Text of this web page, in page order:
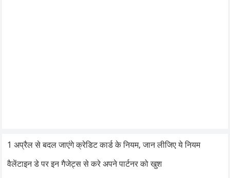
1 अप्रैल से बदल जाएंगे क्रेडिट कार्ड के नियम, जान लीजिए ये नियम
वैलेंटाइन डे पर इन गैजेट्स से करे अपने पार्टनर को खुश